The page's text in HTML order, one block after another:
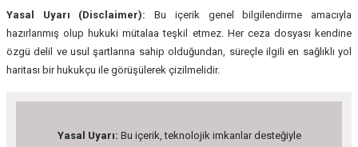
Yasal Uyarı (Disclaimer): Bu içerik genel bilgilendirme amacıyla
hazırlanmış olup hukuki mütalaa teşkil etmez. Her ceza dosyası kendine
özgü delil ve usul şartlarına sahip olduğundan, süreçle ilgili en sağlıklı yol
haritası bir hukukçu ile görüşülerek çizilmelidir.
Yasal Uyarı: Bu içerik, teknolojik imkanlar desteğiyle